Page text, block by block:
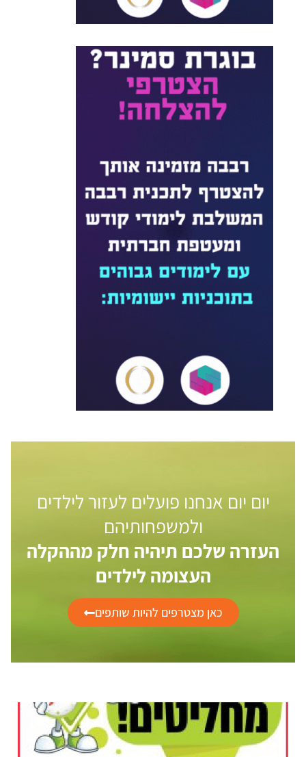
יום יום אנחנו פועלים לעזור לילדים
ולמשפחותיהם
העזרה שלכם תיהיה חלק מההקלה
העצומה לילדים
כאן מצטרפים להיות שותפים